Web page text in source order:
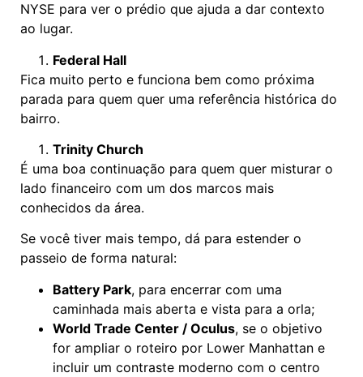
NYSE para ver o prédio que ajuda a dar contexto
ao lugar.
Federal Hall
Fica muito perto e funciona bem como próxima
parada para quem quer uma referência histórica do
bairro.
Trinity Church
É uma boa continuação para quem quer misturar o
lado financeiro com um dos marcos mais
conhecidos da área.
Se você tiver mais tempo, dá para estender o
passeio de forma natural:
Battery Park, para encerrar com uma
caminhada mais aberta e vista para a orla;
World Trade Center / Oculus, se o objetivo
for ampliar o roteiro por Lower Manhattan e
incluir um contraste moderno com o centro